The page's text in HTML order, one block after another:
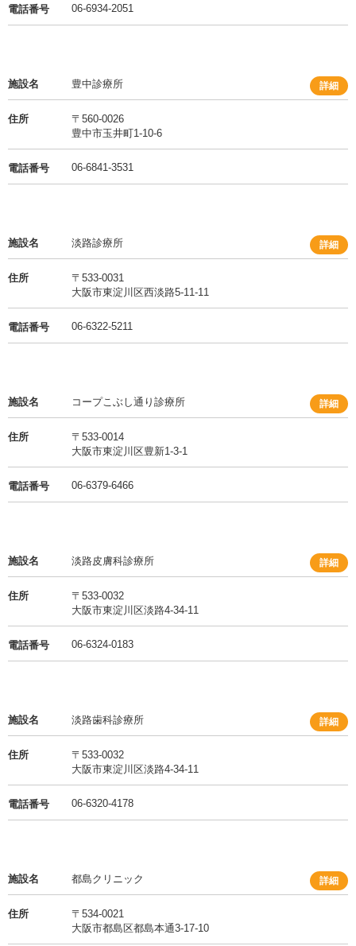
電話番号 06-6934-2051
施設名 豊中診療所 詳細
住所
〒560-0026
豊中市玉井町1-10-6
電話番号 06-6841-3531
施設名 淡路診療所 詳細
住所
〒533-0031
大阪市東淀川区西淡路5-11-11
電話番号 06-6322-5211
施設名 コープこぶし通り診療所 詳細
住所
〒533-0014
大阪市東淀川区豊新1-3-1
電話番号 06-6379-6466
施設名 淡路皮膚科診療所 詳細
住所
〒533-0032
大阪市東淀川区淡路4-34-11
電話番号 06-6324-0183
施設名 淡路歯科診療所 詳細
住所
〒533-0032
大阪市東淀川区淡路4-34-11
電話番号 06-6320-4178
施設名 都島クリニック 詳細
住所
〒534-0021
大阪市都島区都島本通3-17-10